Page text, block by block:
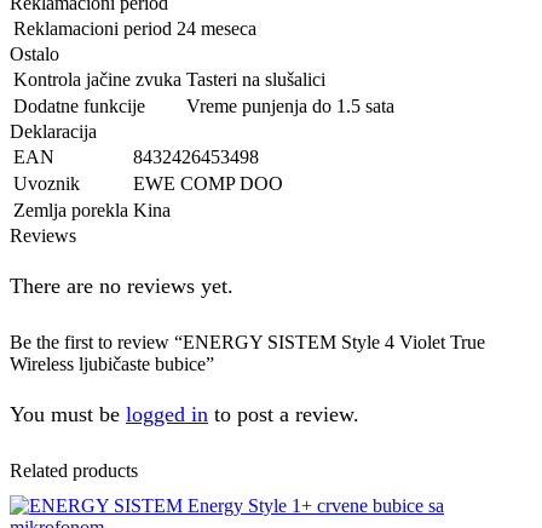
Reklamacioni period 24 meseca
Ostalo
Kontrola jačine zvuka Tasteri na slušalici
Dodatne funkcije
Vreme punjenja do 1.5 sata
Deklaracija
EAN
8432426453498
Uvoznik
EWE COMP DOO
Zemlja porekla Kina
Reviews
There are no reviews yet.
Be the first to review “ENERGY SISTEM Style 4 Violet True
Wireless ljubičaste bubice”
You must be logged in to post a review.
Related products